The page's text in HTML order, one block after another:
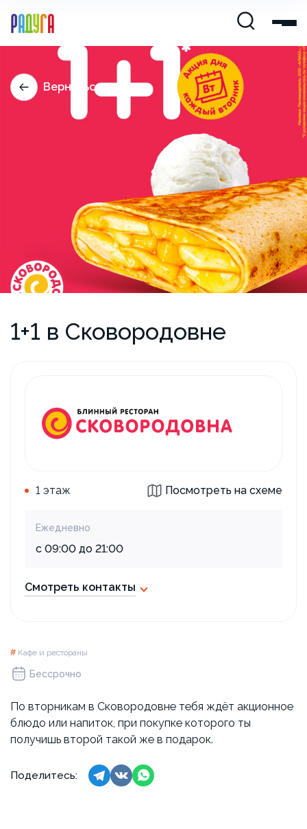
Вернуться назад
1+1 в Сковородовне
# Кафе и рестораны
Бессрочно
По вторникам в Сковородовне тебя ждёт акционное
блюдо или напиток, при покупке которого ты
получишь второй такой же в подарок.
Поделитесь:
1 этаж Посмотреть на схеме
Ежедневно
с 09:00 до 21:00
Смотреть контакты